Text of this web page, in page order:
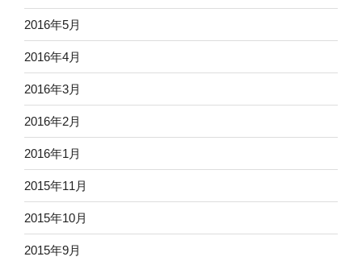
2016年5月
2016年4月
2016年3月
2016年2月
2016年1月
2015年11月
2015年10月
2015年9月